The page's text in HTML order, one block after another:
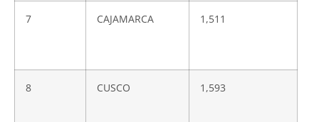
7 CAJAMARCA 1,511
8 CUSCO 1,593